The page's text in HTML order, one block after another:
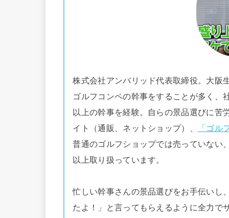
株式会社アンバリッド代表取締役。大阪
ゴルフコンペの幹事をすることが多く、
以上の幹事を経験。自らの景品選びに苦
イト（通販、ネットショップ）、
「ゴル
普通のゴルフショップでは売っていない
以上取り扱っています。
忙しい幹事さんの景品選びをお手伝いし
たよ！」と言ってもらえるように全力で